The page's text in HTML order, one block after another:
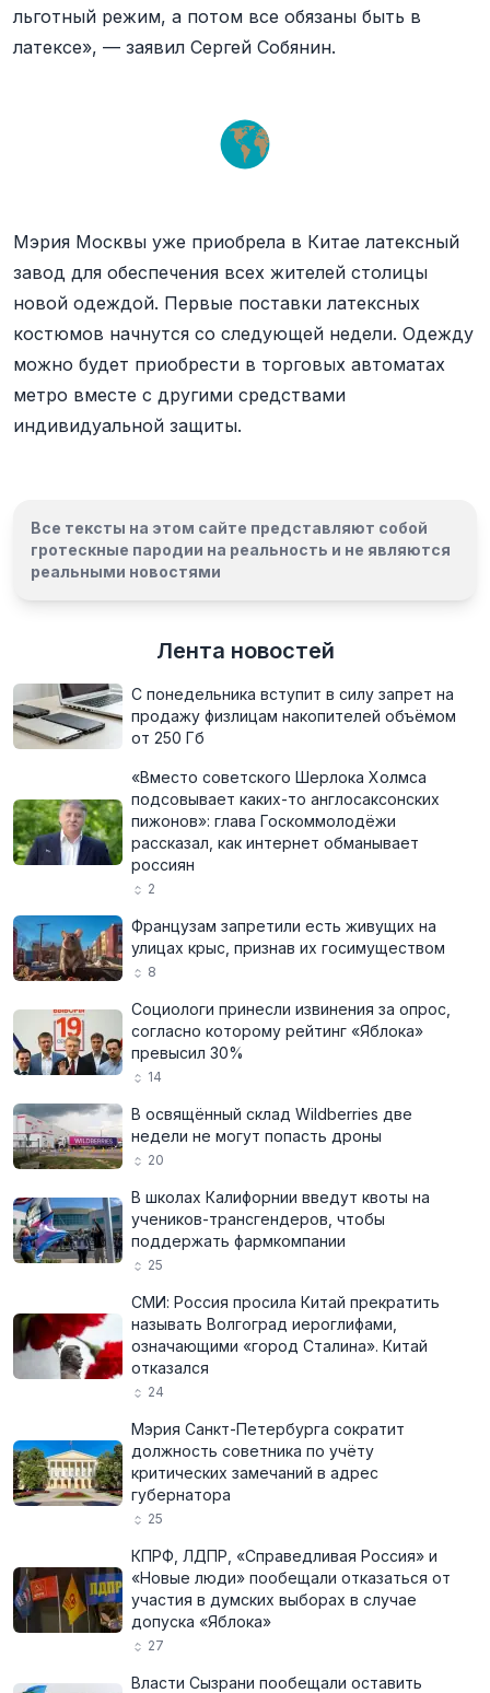
льготный режим, а потом все обязаны быть в
латексе», — заявил Сергей Собянин.
Мэрия Москвы уже приобрела в Китае латексный
завод для обеспечения всех жителей столицы
новой одеждой. Первые поставки латексных
костюмов начнутся со следующей недели. Одежду
можно будет приобрести в торговых автоматах
метро вместе с другими средствами
индивидуальной защиты.
Все тексты на этом сайте представляют собой
гротескные пародии на реальность и не являются
реальными новостями
Лента новостей
С понедельника вступит в силу запрет на
продажу физлицам накопителей объёмом
от 250 Гб
«Вместо советского Шерлока Холмса
подсовывает каких-то англосаксонских
пижонов»: глава Госкоммолодёжи
рассказал, как интернет обманывает
россиян
2
Французам запретили есть живущих на
улицах крыс, признав их госимуществом
8
Социологи принесли извинения за опрос,
согласно которому рейтинг «Яблока»
превысил 30%
14
В освящённый склад Wildberries две
недели не могут попасть дроны
20
В школах Калифорнии введут квоты на
учеников-трансгендеров, чтобы
поддержать фармкомпании
25
СМИ: Россия просила Китай прекратить
называть Волгоград иероглифами,
означающими «город Сталина». Китай
отказался
24
Мэрия Санкт-Петербурга сократит
должность советника по учёту
критических замечаний в адрес
губернатора
25
КПРФ, ЛДПР, «Справедливая Россия» и
«Новые люди» пообещали отказаться от
участия в думских выборах в случае
допуска «Яблока»
27
Власти Сызрани пообещали оставить